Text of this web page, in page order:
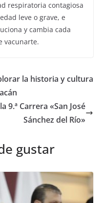
respiratoria contagiosa
leve o grave, e
y cambia cada
vacunarte.
la historia y cultura
9.ª Carrera «San José
Sánchez del Río»
gustar